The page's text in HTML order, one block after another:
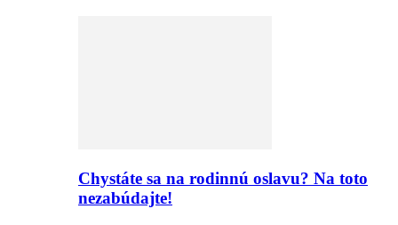
Chystáte sa na rodinnú oslavu? Na toto
nezabúdajte!